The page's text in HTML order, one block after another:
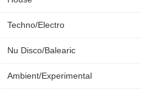
Techno/Electro
Nu Disco/Balearic
Ambient/Experimental